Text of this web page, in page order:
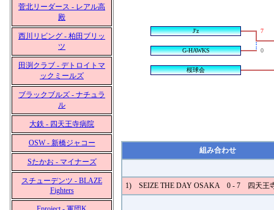
菅北リーダース - レアル高
殿
西川リビング - 柏田ブリッ
ツ
田渕クラブ - デトロイトマ
ックミールズ
ブラックブルズ - ナチュラ
ル
大鉄 - 四天王寺病院
OSW - 新橋ジャコー
Sたかお - マイナーズ
スチューデンツ - BLAZE
Fighters
J'z 7
G-HAWKS 0
桜球会
組み合わせ
1) SEIZE THE DAY OSAKA 0 - 7 四天王